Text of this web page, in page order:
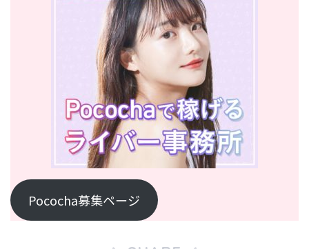
Pococha募集ページ